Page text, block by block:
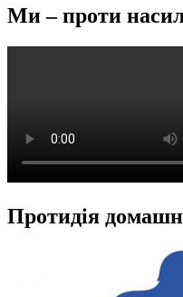
Ми – проти
Протидія